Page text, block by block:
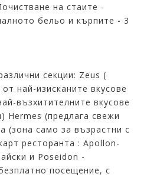
на стаите -
бельо и кърпите - 3
секции: Zeus (
най-изисканите вкусове
възхитителните вкусове
Hermes (предлага свежи
(зона само за възрастни с
ресторанта : Apollon-
и Poseidon -
посещение, с